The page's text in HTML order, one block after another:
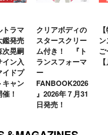
トラマ
鑑発売
次晃嗣
イン入
イドプ
キャン
！
クリアボディの
スタースクリー
ム付き！ 『ト
ランスフォーマ
ー
FANBOOK2026
』2026年７月31
日発売！